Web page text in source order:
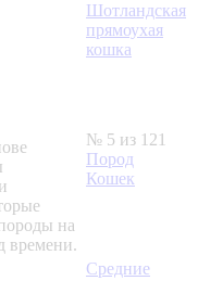
Шотландская
прямоухая
кошка
на
времени.
№ 5 из 121
Пород
Кошек
Средние